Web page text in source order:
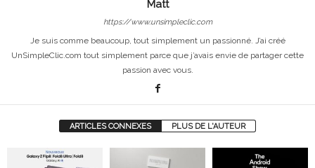
Matt
https://www.unsimpleclic.com
Je suis comme beaucoup, tout simplement un passionné. J’ai créé
UnSimpleClic.com tout simplement parce que j’avais envie de partager cette
passion avec vous.
ARTICLES CONNEXES PLUS DE L'AUTEUR